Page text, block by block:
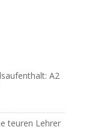
A2
teuren Lehrer